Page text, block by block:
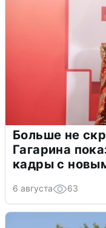
Больше не
Гагарина
кадры с
6 августа 63